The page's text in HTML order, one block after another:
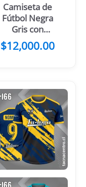
Camiseta de
Fútbol Negra
Gris con
Manchas
Celestes
$12,000.00